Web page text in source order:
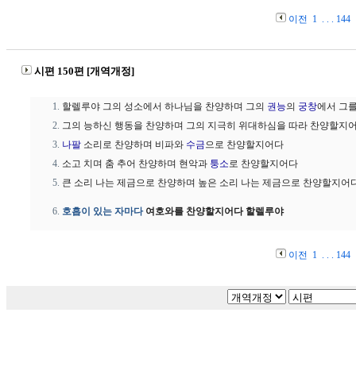
이전 1. . . 144
시편 150편 [개역개정]
할렐루야 그의 성소에서 하나님을 찬양하며 그의 권능의 궁창에서 그
그의 능하신 행동을 찬양하며 그의 지극히 위대하심을 따라 찬양할지
나팔 소리로 찬양하며 비파와 수금으로 찬양할지어다
소고 치며 춤 추어 찬양하며 현악과 퉁소로 찬양할지어다
큰 소리 나는 제금으로 찬양하며 높은 소리 나는 제금으로 찬양할지어
호흡이 있는 자마다 여호와를 찬양할지어다 할렐루야
이전 1. . . 144